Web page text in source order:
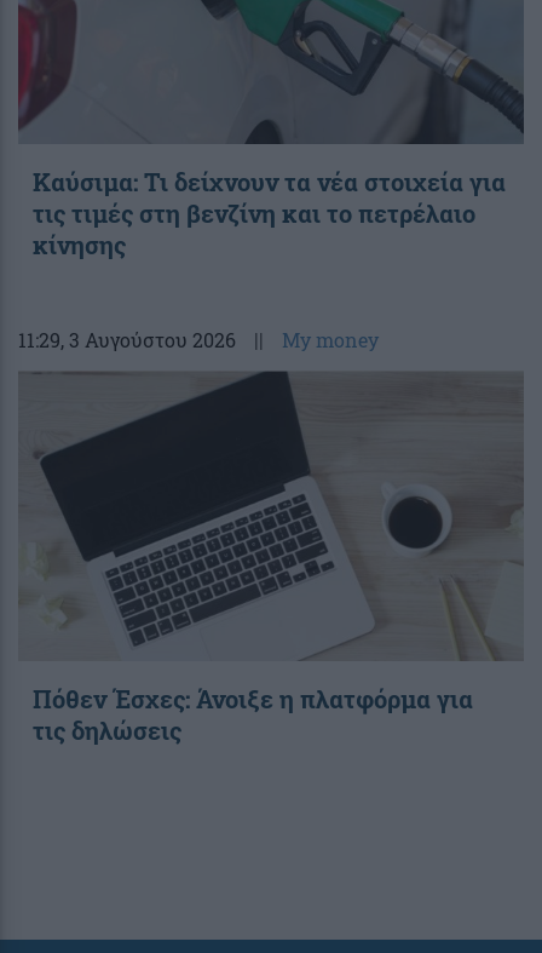
Καύσιμα: Τι δείχνουν τα νέα στοιχεία για
τις τιμές στη βενζίνη και το πετρέλαιο
κίνησης
11:29, 3 Αυγούστου 2026 || My money
Πόθεν Έσχες: Άνοιξε η πλατφόρμα για
τις δηλώσεις